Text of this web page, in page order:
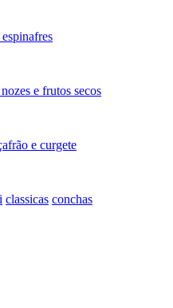
e frutos secos
e curgete
classicas conchas